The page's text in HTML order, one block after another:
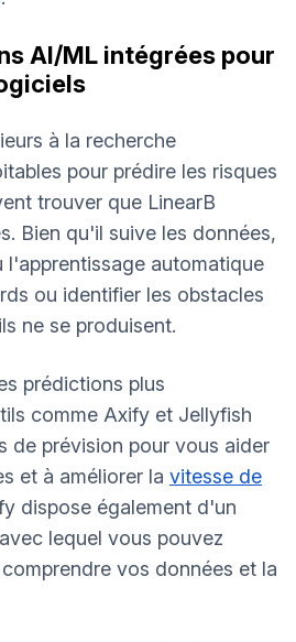
AI/ML intégrées pour
à la recherche
pour prédire les risques
trouver que LinearB
Bien qu'il suive les données,
l'apprentissage automatique
ou identifier les obstacles
ne se produisent.
prédictions plus
comme Axify et Jellyfish
de prévision pour vous aider
et à améliorer la vitesse de
dispose également d'un
lequel vous pouvez
vos données et la